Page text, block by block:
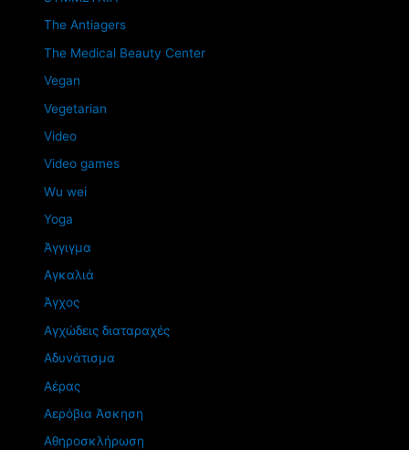
The Antiagers
The Medical Beauty Center
Vegan
Vegetarian
Video
Video games
Wu wei
Yoga
Άγγιγμα
Αγκαλιά
Άγχος
Αγχώδεις διαταραχές
Αδυνάτισμα
Αέρας
Αερόβια Άσκηση
Αθηροσκλήρωση